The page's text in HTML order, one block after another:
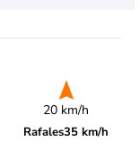
20 km/h
Rafales35 km/h